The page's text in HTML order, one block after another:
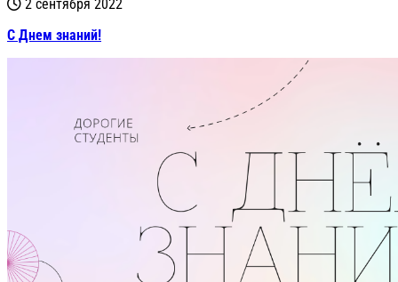
2 сентября 2022
С Днем знаний!